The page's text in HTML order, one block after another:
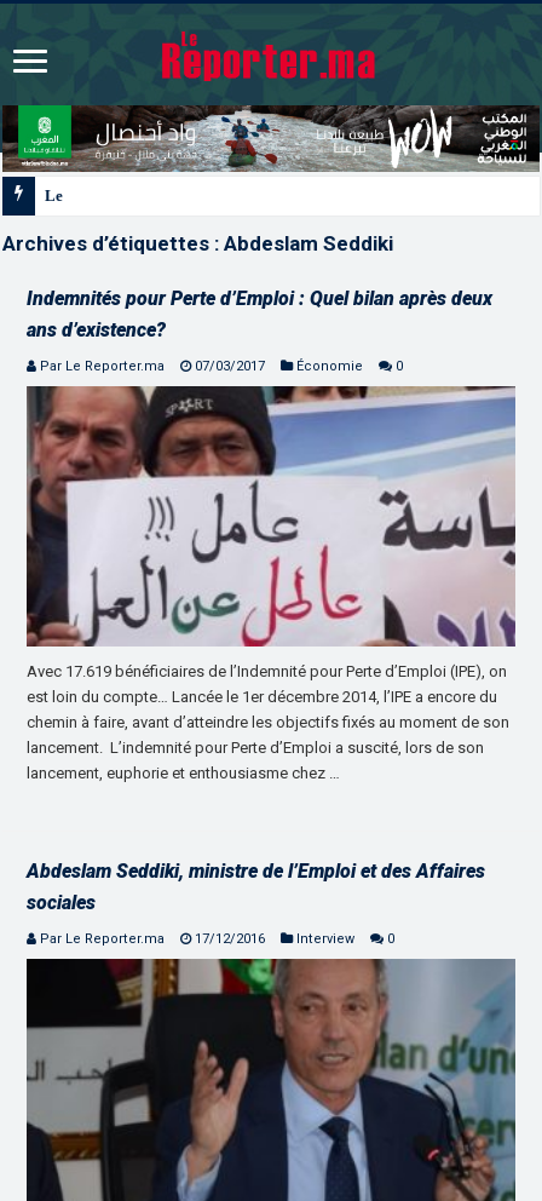
Les CRI mobilisés du 10 au 13 août pour accompagner les p
Archives d’étiquettes :Abdeslam Seddiki
Indemnités pour Perte d’Emploi : Quel bilan après deux
ans d’existence?
Par Le Reporter.ma 07/03/2017 Économie 0
Avec 17.619 bénéficiaires de l’Indemnité pour Perte d’Emploi (IPE), on
est loin du compte… Lancée le 1er décembre 2014, l’IPE a encore du
chemin à faire, avant d’atteindre les objectifs fixés au moment de son
lancement. L’indemnité pour Perte d’Emploi a suscité, lors de son
lancement, euphorie et enthousiasme chez …
Abdeslam Seddiki, ministre de l’Emploi et des Affaires
sociales
Par Le Reporter.ma 17/12/2016 Interview 0